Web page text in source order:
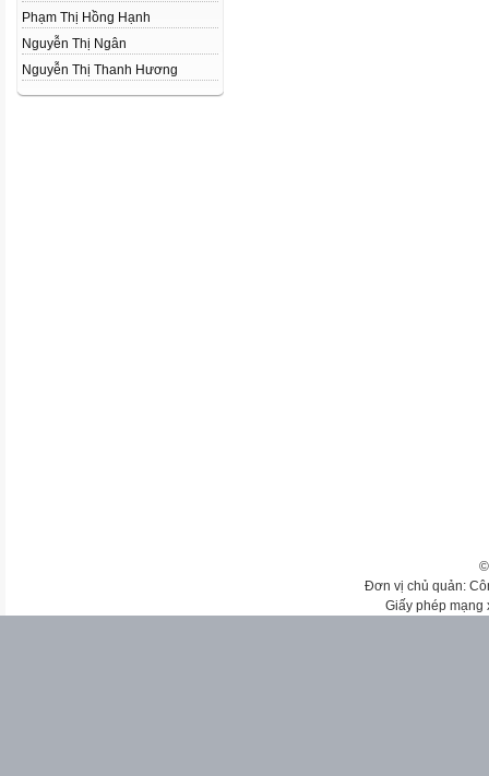
Phạm Thị Hồng Hạnh
Nguyễn Thị Ngân
Nguyễn Thị Thanh Hương
Đơn vị chủ quản:
Giấy phép mạng